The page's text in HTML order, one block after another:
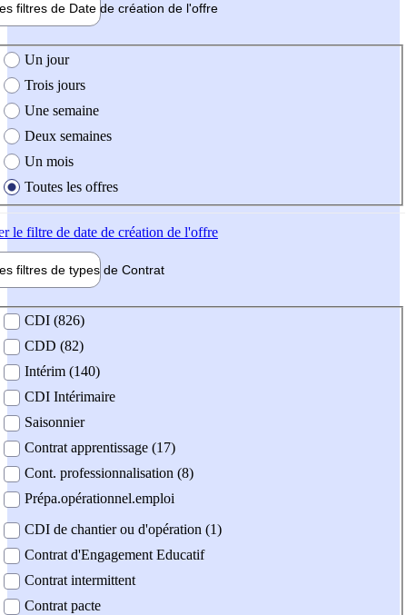
filtres de Date de création de l'offre
création de l'offre
Un jour
Trois jours
Une semaine
Deux semaines
Un mois
Toutes les offres
le filtre de date de création de l'offre
filtres de types de Contrat
contrat
CDI (826)
CDD (82)
Intérim (140)
CDI Intérimaire
Saisonnier
Contrat apprentissage (17)
Cont. professionnalisation (8)
Prépa.opérationnel.emploi
CDI de chantier ou d'opération (1)
Contrat d'Engagement Educatif
Contrat intermittent
Contrat pacte